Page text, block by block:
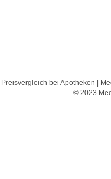
bei Apotheken |
© 2023